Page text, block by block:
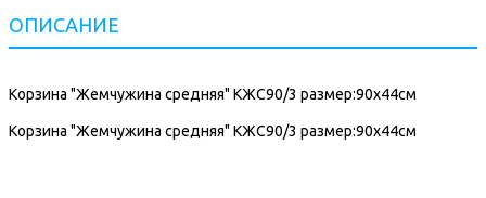
ОПИСАНИЕ
Корзина "Жемчужина средняя" КЖС90/3 размер:90х44см
Корзина "Жемчужина средняя" КЖС90/3 размер:90х44см